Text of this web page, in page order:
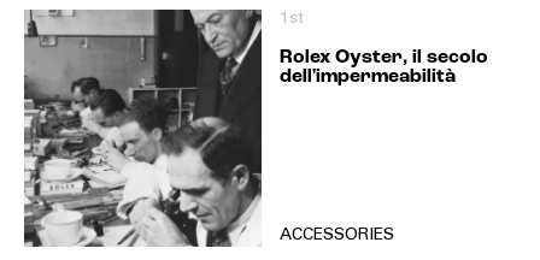
1st
Rolex Oyster, il secolo
dell'impermeabilità
ACCESSORIES